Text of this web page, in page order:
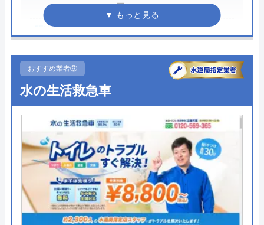
運営会社 株式会社クリーンライフ
代表者 元村祐次
大阪府吹田市広芝町6-10
対応エリア 全国
クリーンライフのクチコミ on
4.8（410件のクチコミ）
3,000円
●駆けつけ時間 最短30分
24時間
●定休日
●出張見積もり 出張見積もり無料
●支払い方法
現金、クレジットカード、銀行振
込、QR決済、NP後払い
●累計実績 年間1,500件
●保証・保険 ―
詳細は公式HPでご確認ください
おすすめ業者⑨
水の生活救急車